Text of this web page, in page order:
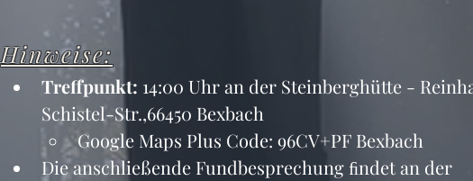
Hinweise:
Treffpunkt: 14:00 Uhr an der Steinberghütte -
Schistel-Str.,66450 Bexbach
Google Maps Plus Code: 96CV+PF Bexbach
Die anschließende Fundbesprechung ﬁndet an der